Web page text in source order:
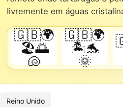
livremente em águas
🇬🇧🌍
🏖️🌅
🐚
🇬🇧🌍
🏝️🐬
🌞
Reino Unido